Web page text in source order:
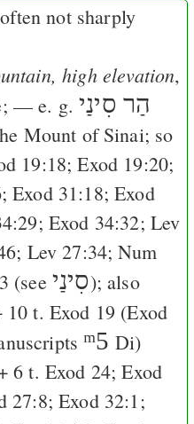
not sharply
high elevation,
— e. g.הַר סִינַי
Mount of Sinai; so
19:18;Exod 19:20;
;Exod 31:18;Exod
; Exod 34:32; Lev
; Lev 27:34;Num
(see סִינַי); also
10 t. Exod 19 (Exod
ᵐ5 Di)
6 t. Exod 24;Exod
27:8;Exod 32:1;